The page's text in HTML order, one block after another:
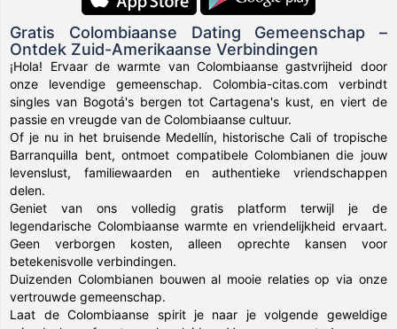
Gratis Colombiaanse Dating Gemeenschap –
Ontdek Zuid-Amerikaanse Verbindingen
¡Hola! Ervaar de warmte van Colombiaanse gastvrijheid door
onze levendige gemeenschap. Colombia-citas.com verbindt
singles van Bogotá's bergen tot Cartagena's kust, en viert de
passie en vreugde van de Colombiaanse cultuur.
Of je nu in het bruisende Medellín, historische Cali of tropische
Barranquilla bent, ontmoet compatibele Colombianen die jouw
levenslust, familiewaarden en authentieke vriendschappen
delen.
Geniet van ons volledig gratis platform terwijl je de
legendarische Colombiaanse warmte en vriendelijkheid ervaart.
Geen verborgen kosten, alleen oprechte kansen voor
betekenisvolle verbindingen.
Duizenden Colombianen bouwen al mooie relaties op via onze
vertrouwde gemeenschap.
Laat de Colombiaanse spirit je naar je volgende geweldige